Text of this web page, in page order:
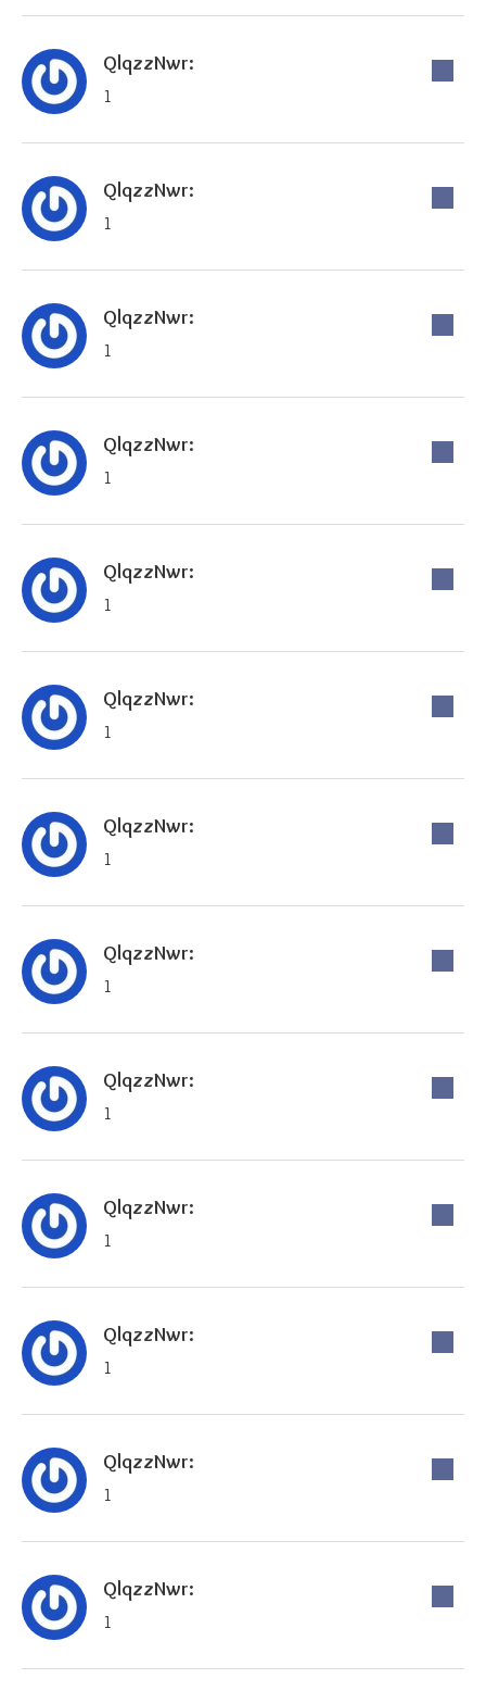
QlqzzNwr:
1
QlqzzNwr:
1
QlqzzNwr:
1
QlqzzNwr:
1
QlqzzNwr:
1
QlqzzNwr:
1
QlqzzNwr:
1
QlqzzNwr:
1
QlqzzNwr:
1
QlqzzNwr:
1
QlqzzNwr:
1
QlqzzNwr:
1
QlqzzNwr:
1